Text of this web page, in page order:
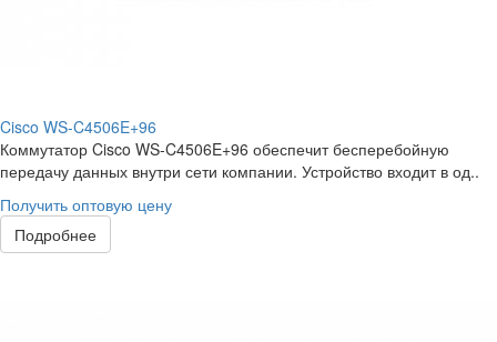
Cisco WS-C4506E+96
Коммутатор Cisco WS-C4506E+96 обеспечит бесперебойную
передачу данных внутри сети компании. Устройство входит в од..
Получить оптовую цену
Подробнее